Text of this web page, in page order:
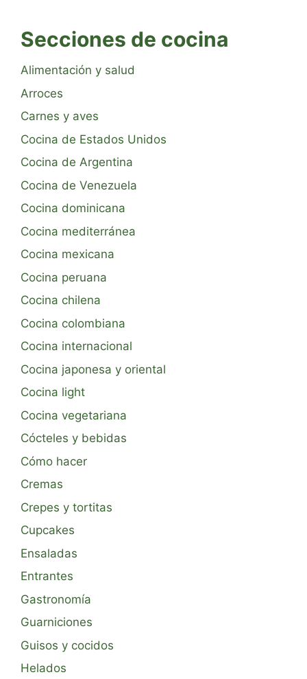
Secciones de cocina
Alimentación y salud
Arroces
Carnes y aves
Cocina de Estados Unidos
Cocina de Argentina
Cocina de Venezuela
Cocina dominicana
Cocina mediterránea
Cocina mexicana
Cocina peruana
Cocina chilena
Cocina colombiana
Cocina internacional
Cocina japonesa y oriental
Cocina light
Cocina vegetariana
Cócteles y bebidas
Cómo hacer
Cremas
Crepes y tortitas
Cupcakes
Ensaladas
Entrantes
Gastronomía
Guarniciones
Guisos y cocidos
Helados